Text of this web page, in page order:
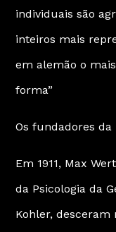
individuais são
inteiros mais
em alemão o
forma”
Os fundadores da
Em 1911, Max
da Psicologia da
Kohler, desceram